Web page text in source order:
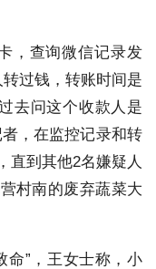
，查询微信记录发
过钱，转账时间是
去问这个收款人是
，在监控记录和转
直到其他2名嫌疑人
村南的废弃蔬菜大
命”，王女士称，小